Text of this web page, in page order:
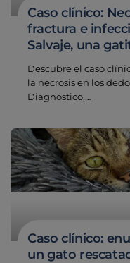
Caso clínico:
fractura e
Salvaje, una
Descubre el caso
la necrosis en los
Diagnóstico,…
Caso clínico:
un gato